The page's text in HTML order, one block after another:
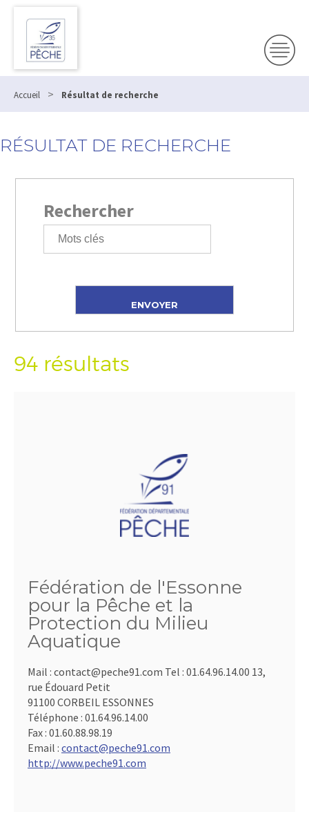
Accueil > Résultat de recherche
RÉSULTAT DE RECHERCHE
Rechercher
94 résultats
Fédération de l'Essonne
pour la Pêche et la
Protection du Milieu
Aquatique
Mail : contact@peche91.com Tel : 01.64.96.14.00 13,
rue Édouard Petit
91100 CORBEIL ESSONNES
Téléphone : 01.64.96.14.00
Fax : 01.60.88.98.19
Email : contact@peche91.com
http://www.peche91.com